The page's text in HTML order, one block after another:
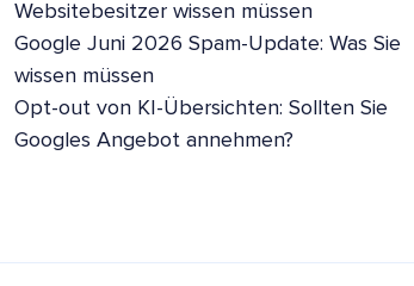
Websitebesitzer wissen müssen
Google Juni 2026 Spam-Update: Was Sie
wissen müssen
Opt-out von KI-Übersichten: Sollten Sie
Googles Angebot annehmen?